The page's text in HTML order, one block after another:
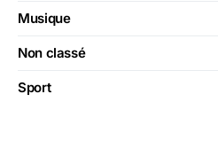
Musique
Non classé
Sport